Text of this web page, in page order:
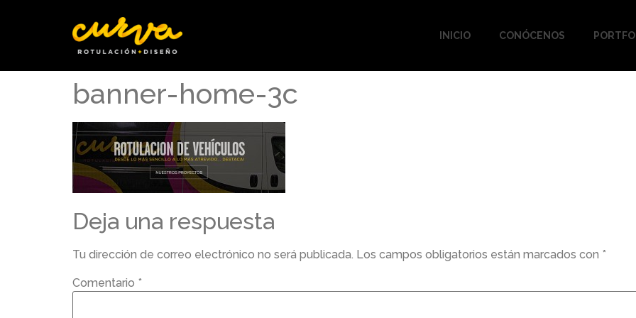
INICIO CONÓCENOS
banner-home-3c
Deja una respuesta
Tu dirección de correo electrónico no será publicada. Los campos obligatorios están marcados con *
Comentario *